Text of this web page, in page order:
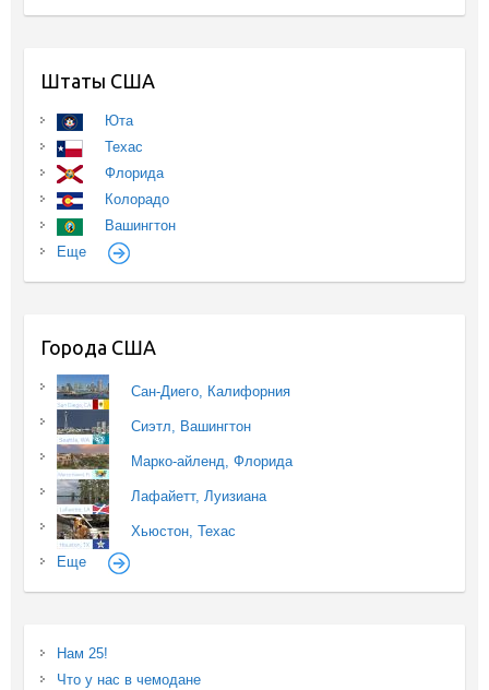
Штаты США
Юта
Техас
Флорида
Колорадо
Вашингтон
Еще
Города США
Сан-Диего, Калифорния
Сиэтл, Вашингтон
Марко-айленд, Флорида
Лафайетт, Луизиана
Хьюстон, Техас
Еще
Нам 25!
Что у нас в чемодане